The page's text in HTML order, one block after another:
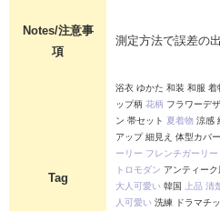
Notes/注意事
項
測定方法で誤差の
Tag
浴衣 ゆかた 和装 和服 着
ップ柄 花柄 フラワーデ
ン 帯セット 夏着物 涼感
アップ 細見え 体型カバー
ーリー フレンチガーリー
トロモダン アンティー
大人可愛い 韓国 上品 清
人可愛い 洗練 ドラマチ